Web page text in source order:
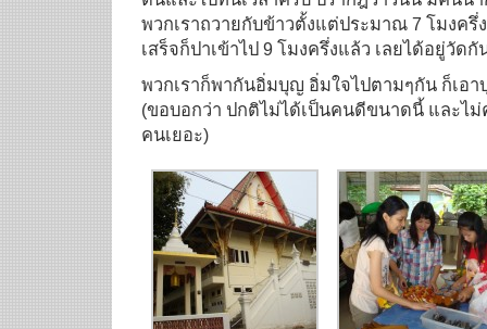
พวกเราถวายกับข้าวตั้งแต่ประมาณ 7 โมงค
เสร็จก็ปาเข้าไป 9 โมงครึ่งแล้ว เลยได้อยู่วัดกั
พวกเราก็พากันอิ่มบุญ อิ่มใจไปตามๆกัน ก็เอ
(ขอบอกว่า ปกติไม่ได้เป็นคนดีขนาดนี้ และไม่
คนเยอะ)